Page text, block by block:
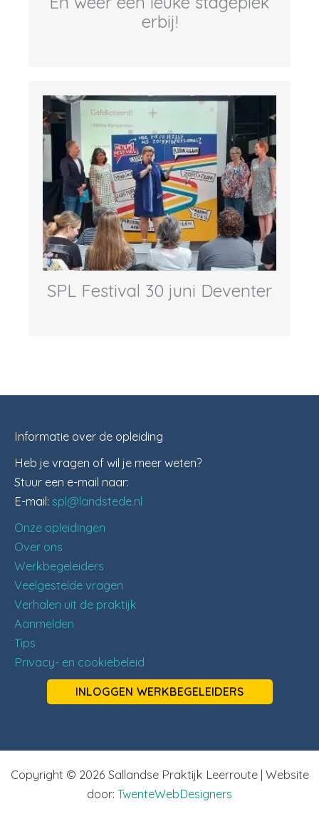
erbij!
SPL Festival 30 juni Deventer
Informatie over de opleiding
Heb je vragen of wil je meer weten?
Stuur een e-mail naar:
E-mail: spl@landstede.nl
Onze opleidingen
Over ons
Werkbegeleiders
Veelgestelde vragen
Verhalen uit de praktijk
Aanmelden
Tips
Privacy- en cookiebeleid
INLOGGEN WERKBEGELEIDERS
Copyright © 2026 Sallandse Praktijk Leerroute | Website
door: TwenteWebDesigners